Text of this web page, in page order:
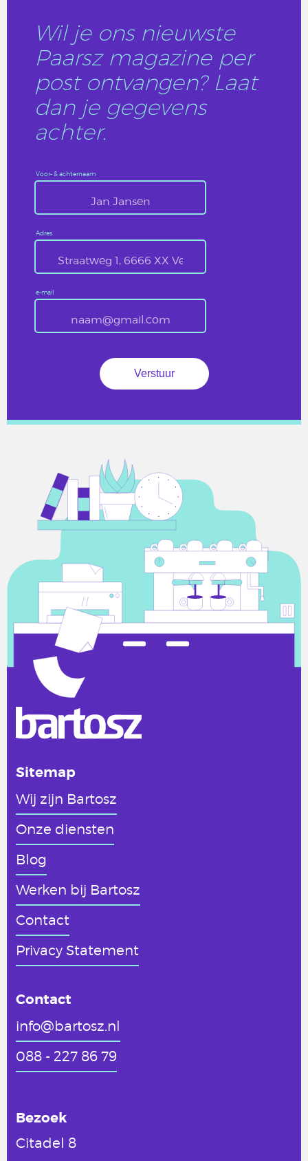
Wil je ons nieuwste
Paarsz magazine per
post ontvangen? Laat
dan je gegevens
achter.
Voor- & achternaam
Adres
e-mail
Sitemap
Wij zijn Bartosz
Onze diensten
Blog
Werken bij Bartosz
Contact
Privacy Statement
Contact
info@bartosz.nl
088 - 227 86 79
Bezoek
Citadel 8